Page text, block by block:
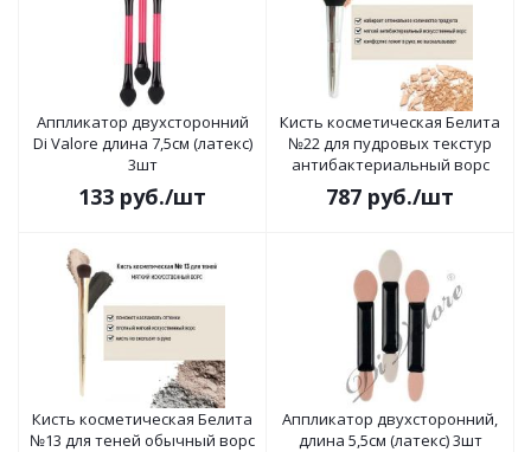
Аппликатор двухсторонний
Di Valore длина 7,5см (латекс)
3шт
133 руб./шт
Кисть косметическая Белита
№22 для пудровых текстур
антибактериальный ворс
787 руб./шт
Кисть косметическая Белита
№13 для теней обычный ворс
Аппликатор двухсторонний,
длина 5,5см (латекс) 3шт